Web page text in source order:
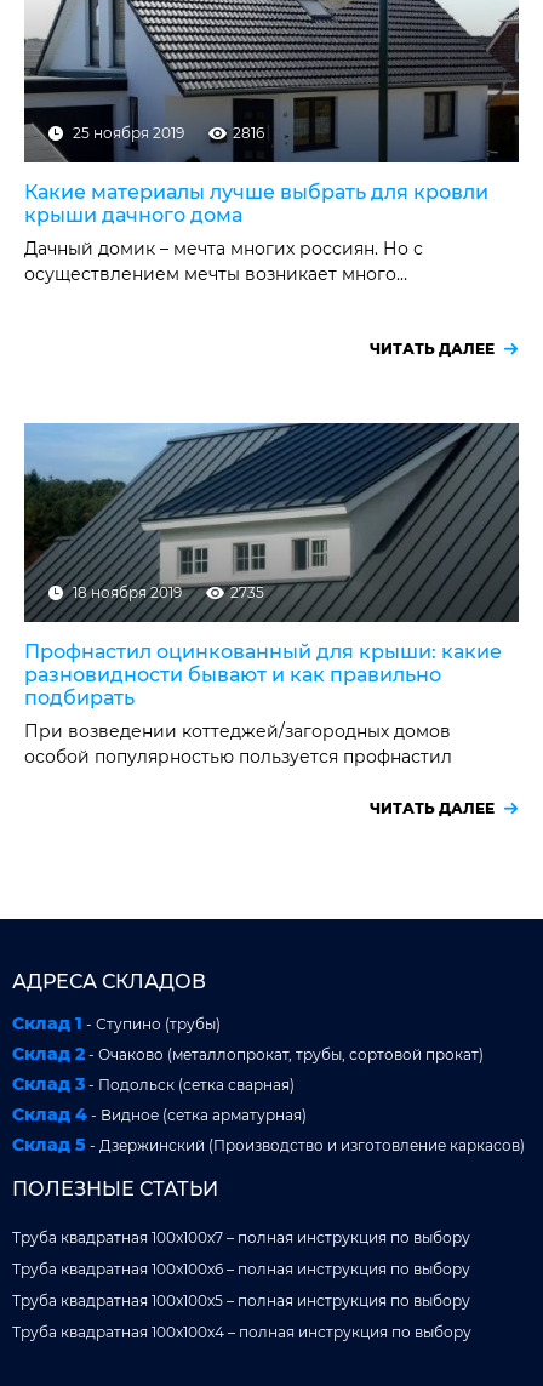
25 ноября 2019 2816
Какие материалы лучше выбрать для кровли
крыши дачного дома
Дачный домик – мечта многих россиян. Но с
осуществлением мечты возникает много…
ЧИТАТЬ ДАЛЕЕ
18 ноября 2019 2735
Профнастил оцинкованный для крыши: какие
разновидности бывают и как правильно
подбирать
При возведении коттеджей/загородных домов
особой популярностью пользуется профнастил
ЧИТАТЬ ДАЛЕЕ
АДРЕСА СКЛАДОВ
Склад 1 - Ступино (трубы)
Склад 2 - Очаково (металлопрокат, трубы, сортовой прокат)
Склад 3 - Подольск (сетка сварная)
Склад 4 - Видное (сетка арматурная)
Склад 5 - Дзержинский (Производство и изготовление каркасов)
ПОЛЕЗНЫЕ СТАТЬИ
Труба квадратная 100x100x7 – полная инструкция по выбору
Труба квадратная 100x100x6 – полная инструкция по выбору
Труба квадратная 100x100x5 – полная инструкция по выбору
Труба квадратная 100x100x4 – полная инструкция по выбору